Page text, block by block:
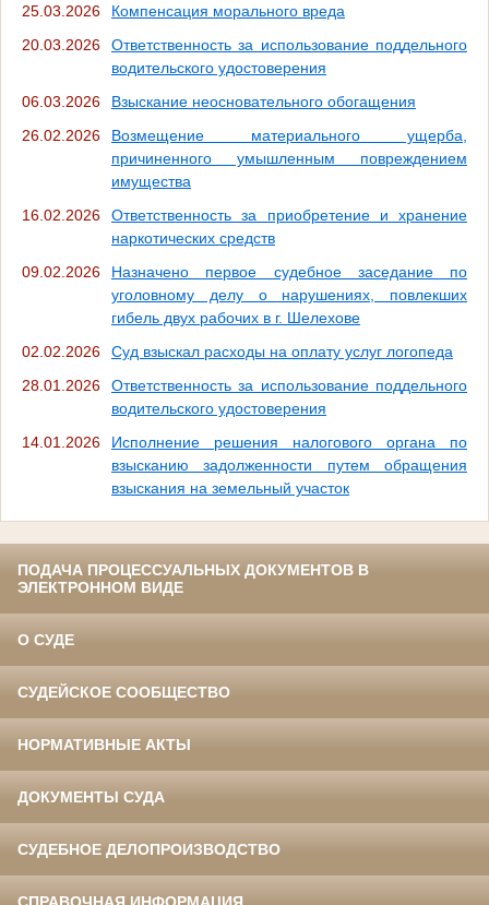
25.03.2026
Компенсация морального вреда
20.03.2026
Ответственность за использование поддельного
водительского удостоверения
06.03.2026
Взыскание неосновательного обогащения
26.02.2026
Возмещение материального ущерба,
причиненного умышленным повреждением
имущества
16.02.2026
Ответственность за приобретение и хранение
наркотических средств
09.02.2026
Назначено первое судебное заседание по
уголовному делу о нарушениях, повлекших
гибель двух рабочих в г. Шелехове
02.02.2026
Суд взыскал расходы на оплату услуг логопеда
28.01.2026
Ответственность за использование поддельного
водительского удостоверения
14.01.2026
Исполнение решения налогового органа по
взысканию задолженности путем обращения
взыскания на земельный участок
ПОДАЧА ПРОЦЕССУАЛЬНЫХ ДОКУМЕНТОВ В
ЭЛЕКТРОННОМ ВИДЕ
О СУДЕ
СУДЕЙСКОЕ СООБЩЕСТВО
НОРМАТИВНЫЕ АКТЫ
ДОКУМЕНТЫ СУДА
СУДЕБНОЕ ДЕЛОПРОИЗВОДСТВО